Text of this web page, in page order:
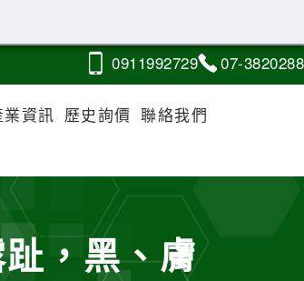
0911992729 07-3820288
業資訊 歷史詢價 聯絡我們
，黑、膚